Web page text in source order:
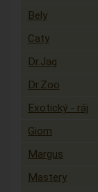
Bely
Caty
Dr.Jag
Dr.Zoo
Exotický - ráj
Giom
Margus
Mastery